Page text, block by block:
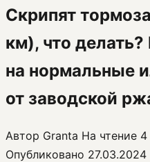
Скрипят
км), что
на нормальные
от заводской
Автор Granta На чтение
Опубликовано 27.03.2024